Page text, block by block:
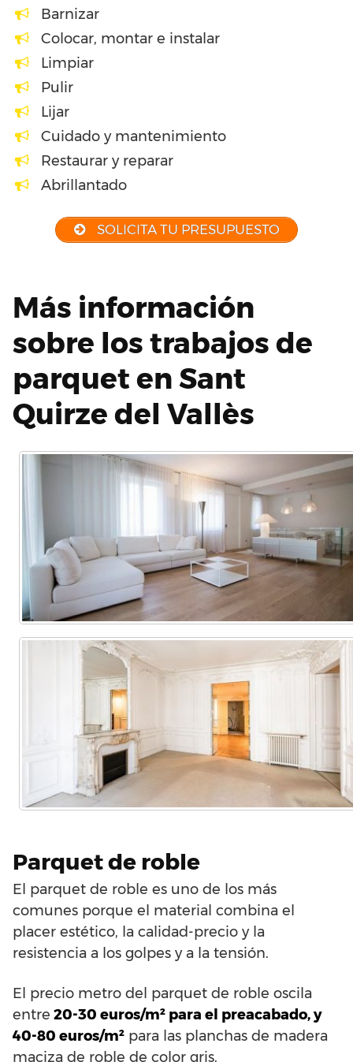
Barnizar
Colocar, montar e instalar
Limpiar
Pulir
Lijar
Cuidado y mantenimiento
Restaurar y reparar
Abrillantado
SOLICITA TU PRESUPUESTO
Más información
sobre los trabajos de
parquet en Sant
Quirze del Vallès
Parquet de roble
El parquet de roble es uno de los más
comunes porque el material combina el
placer estético, la calidad-precio y la
resistencia a los golpes y a la tensión.
El precio metro del parquet de roble oscila
entre 20-30 euros/m² para el preacabado, y
40-80 euros/m² para las planchas de madera
maciza de roble de color gris.